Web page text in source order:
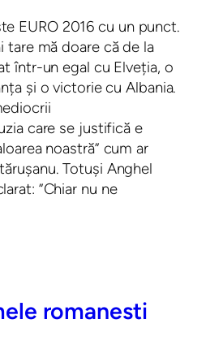
EURO 2016 cu un punct.
tare mă doare că de la
într-un egal cu Elveția, o
și o victorie cu Albania.
care se justifică e
noastră” cum ar
Totuși Anghel
”Chiar nu ne
romanesti